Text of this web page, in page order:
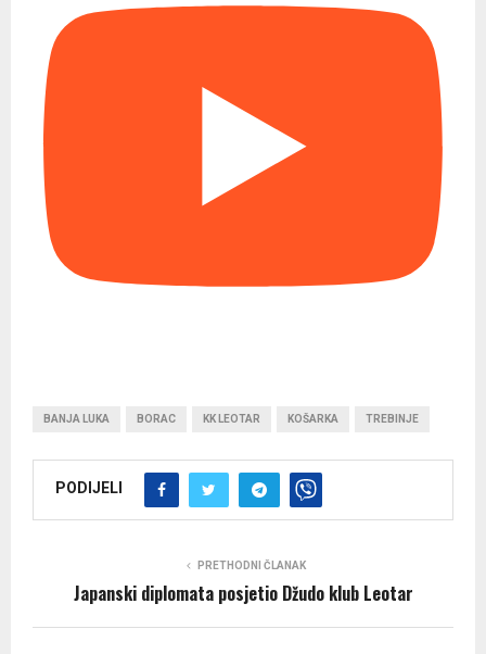
BANJA LUKA BORAC KK LEOTAR KOŠARKA TREBINJE
PODIJELI
PRETHODNI ČLANAK
Japanski diplomata posjetio Džudo klub Leotar